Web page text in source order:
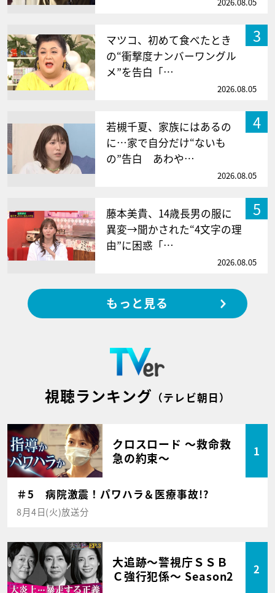
3
マツコ、初めて食べたとき
の“衝撃度ナンバーワングル
メ”を告白「…
2026.08.05
4
若槻千夏、家族にはあるの
に…家で自分だけ“ないも
の”告白 あわや…
2026.08.05
5
藤本美貴、14歳長男の服に
異変→聞かされた“4文字の理
由”に困惑「…
2026.08.05
もっと見る
視聴ランキング （テレビ朝日）
クロスロード ～救命救
急の約束～
1
＃5 病院激震！パワハラ＆医療事故!?
8月4日(火)放送分
大追跡～警視庁ＳＳＢ
Ｃ強行犯係～ Season2
2